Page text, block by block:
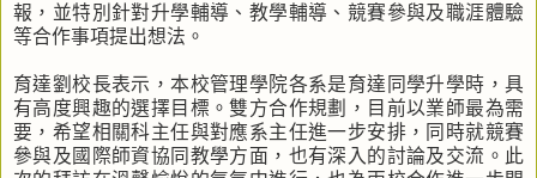
報，並特別針對升學輔導、教學輔導、競賽參與及職涯體驗
等合作事項提出想法。
育達劉校長表示，本校管理學院各系是育達同學升學時，具
有高度興趣的選擇目標。雙方合作規劃，目前以業師最為需
要，希望相關科主任與對應系主任進一步安排，同時就競賽
參與及國際師資協同教學方面，也有深入的討論及交流。此